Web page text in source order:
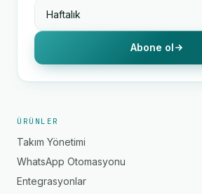
Abone ol
ÜRÜNLER
Takım Yönetimi
WhatsApp Otomasyonu
Entegrasyonlar